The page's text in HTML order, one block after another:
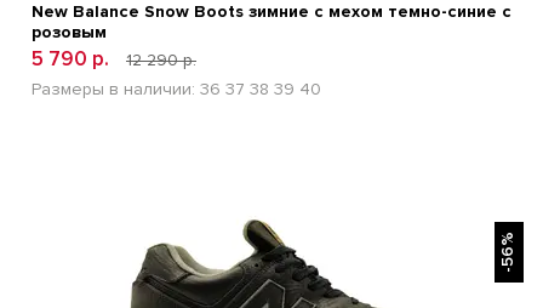
New Balance Snow Boots зимние с мехом темно-синие с
розовым
5 790 р.
12 290 р.
Размеры в наличии: 36 37 38 39 40
БЫСТРЫЙ ПРОСМОТР
-56%